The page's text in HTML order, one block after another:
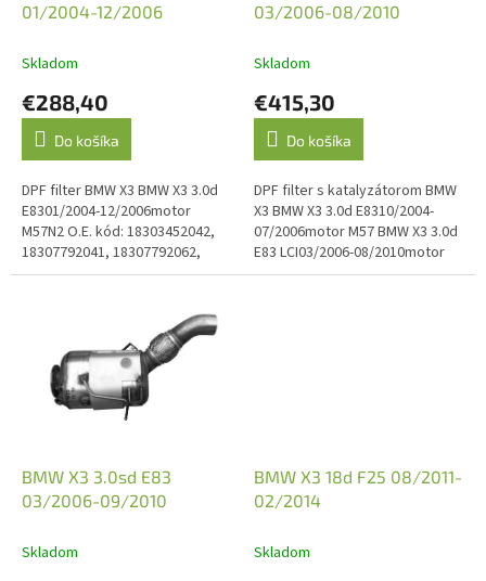
01/2004-12/2006
Skladom
€288,40
Do košíka
DPF filter BMW X3 BMW X3 3.0d
E8301/2004-12/2006motor
M57N2 O.E. kód: 18303452042,
18307792041, 18307792062,
18307792065, 18307792195
03/2006-08/2010
Skladom
€415,30
Do košíka
DPF filter s katalyzátorom BMW
X3 BMW X3 3.0d E8310/2004-
07/2006motor M57 BMW X3 3.0d
E83 LCI03/2006-08/2010motor
M57N2 O.E. kód: 18307806411,
BMW X3 3.0sd E83
03/2006-09/2010
Skladom
BMW X3 18d F25 08/2011-
02/2014
Skladom